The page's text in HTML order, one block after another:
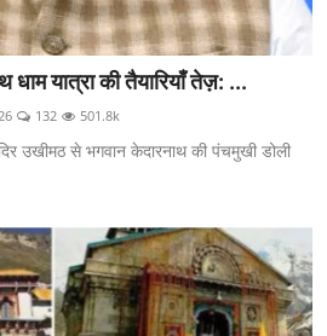
धाम यात्रा की तैयारियाँ तेज़: ...
132 501.8k
उखीमठ से भगवान केदारनाथ की पंचमुखी डोली